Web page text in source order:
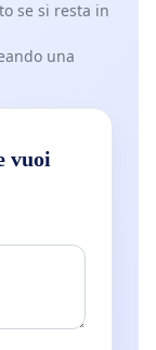
se si resta in
una
vuoi